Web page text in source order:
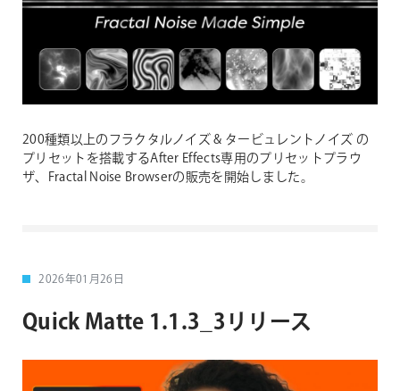
200種類以上のフラクタルノイズ & タービュレントノイズ の
プリセットを搭載するAfter Effects専用のプリセットプラウ
ザ、Fractal Noise Browserの販売を開始しました。
2026年01月26日
Quick Matte 1.1.3_3リリース